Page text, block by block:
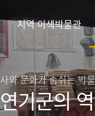
지역 이색박물관
와 문화가 숨쉬는 박
기군의